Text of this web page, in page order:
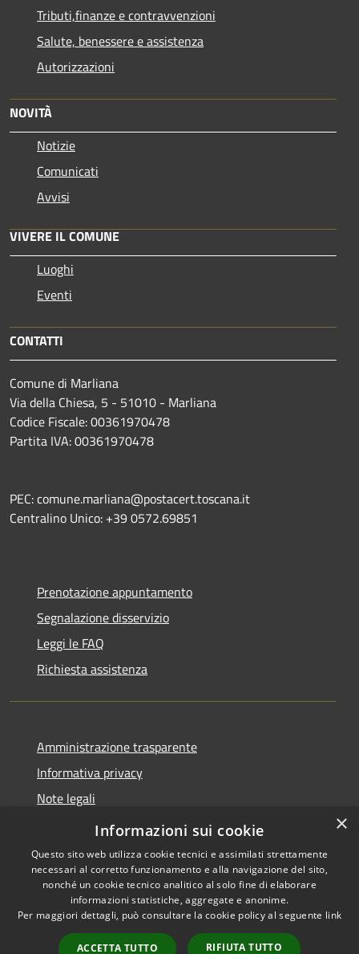
Tributi,finanze e contravvenzioni
Salute, benessere e assistenza
Autorizzazioni
NOVITÀ
Notizie
Comunicati
Avvisi
VIVERE IL COMUNE
Luoghi
Eventi
CONTATTI
Comune di Marliana
Via della Chiesa, 5 - 51010 - Marliana
Codice Fiscale: 00361970478
Partita IVA: 00361970478
PEC: comune.marliana@postacert.toscana.it
Centralino Unico: +39 0572.69851
Prenotazione appuntamento
Segnalazione disservizio
Leggi le FAQ
Richiesta assistenza
Amministrazione trasparente
Informativa privacy
Note legali
Dichiarazione di accessibilità
Accessibilità
Copyright © 2026 • Comune di
Marliana • Powered by
Municipium•
Accesso
×
Informazioni sui cookie
Questo sito web utilizza cookie tecnici e assimilati strettamente
necessari al corretto funzionamento e alla navigazione del sito,
nonché un cookie tecnico analitico al solo fine di elaborare
informazioni statistiche, aggregate e anonime.
Per maggiori dettagli, può consultare la cookie policy al seguente link
ACCETTA TUTTO RIFIUTA TUTTO